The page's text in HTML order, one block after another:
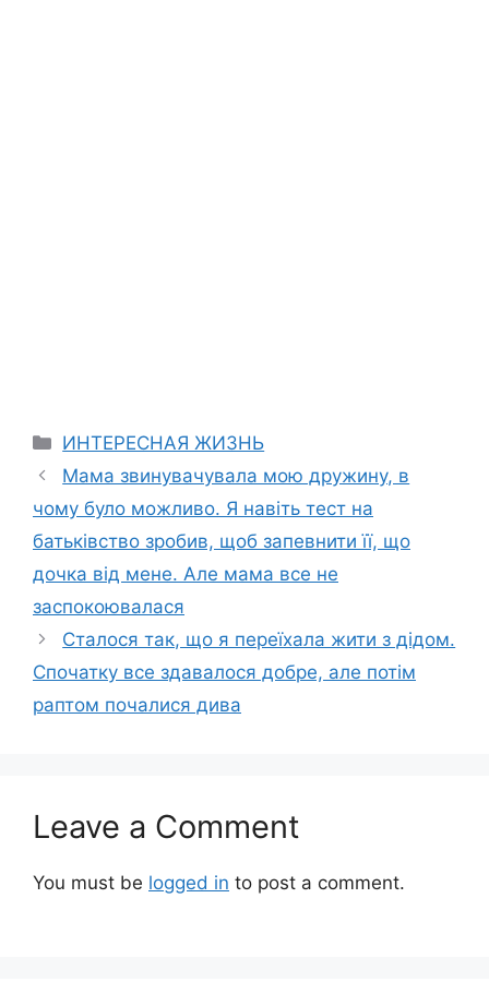
Categories
ИНТЕРЕСНАЯ ЖИЗНЬ
Мама звинувачувала мою дружину, в
чому було можливо. Я навіть тест на
батьківство зробив, щоб запевнити її, що
дочка від мене. Але мама все не
заспокоювалася
Сталося так, що я переїхала жити з дідом.
Спочатку все здавалося добре, але потім
раптом почалися дива
Leave a Comment
You must be logged in to post a comment.